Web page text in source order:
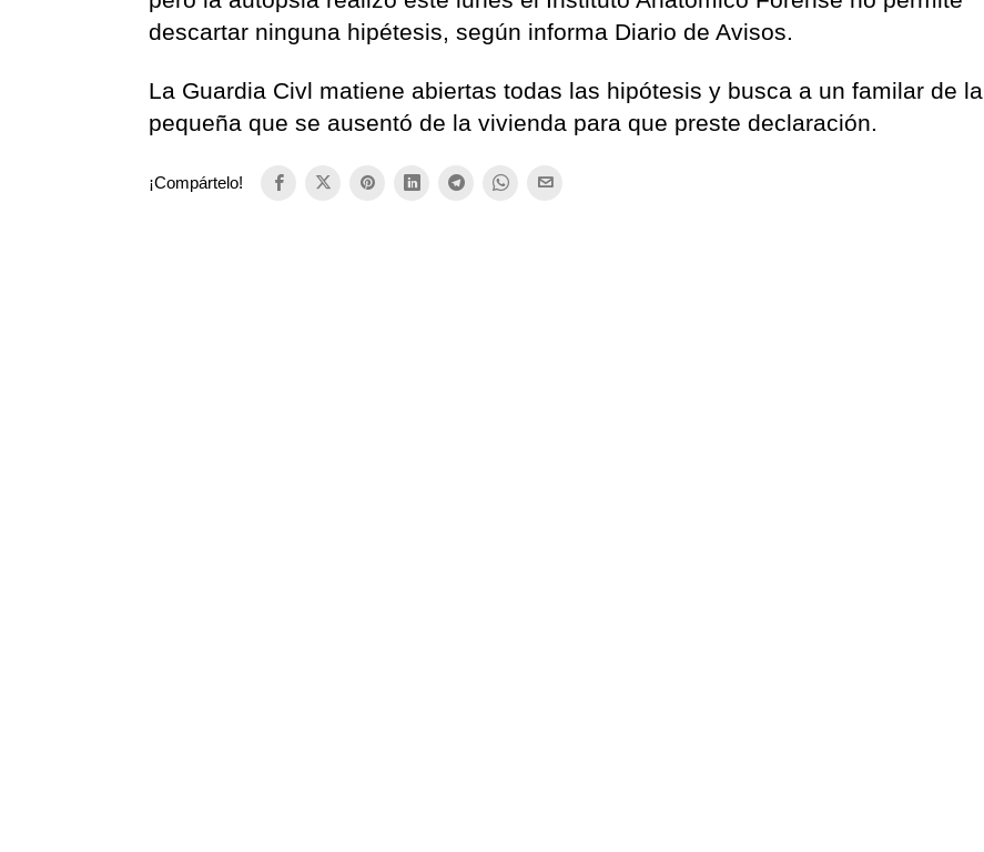
descartar ninguna hipétesis, según informa Diario de Avisos.
La Guardia Civl matiene abiertas todas las hipótesis y busca a un familar de la
pequeña que se ausentó de la vivienda para que preste declaración.
¡Compártelo!